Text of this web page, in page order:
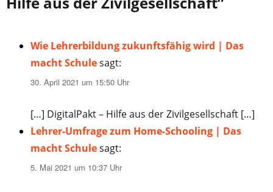
Wie Lehrerbildung zukunftsfähig wird | Das
macht Schulesagt:
30. April 2021 um 15:50 Uhr
[…] DigitalPakt – Hilfe aus der Zivilgesellschaft […]
Lehrer-Umfrage zum Home-Schooling | Das
macht Schulesagt:
5. Mai 2021 um 10:37 Uhr